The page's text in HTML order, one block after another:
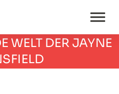
WELT DER JAYNE